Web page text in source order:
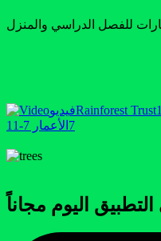
للفصل الدراسي والمنزل
فيديوRainforest Trust
7 الأعمار 7-11